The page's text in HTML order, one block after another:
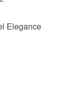
Elegance